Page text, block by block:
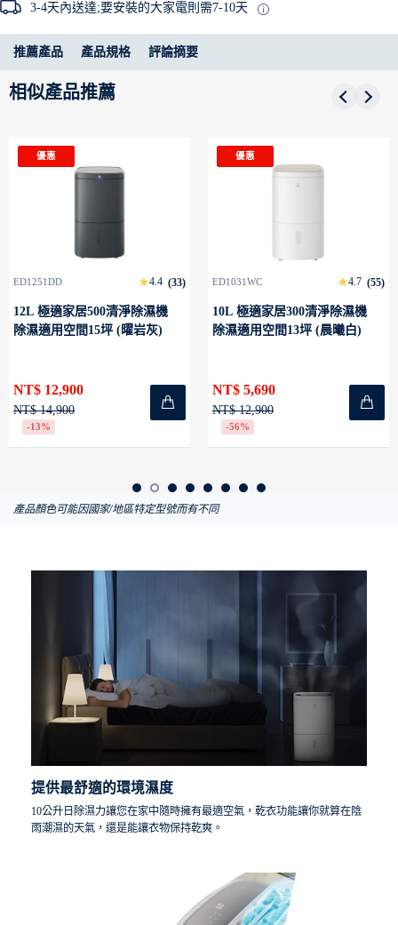
3-4天內送達;要安裝的大家電則需7-10天
推薦產品 產品規格 評論摘要
相似產品推薦
優惠
ED1251DD 4.4 (33)
12L 極適家居500清淨除濕機
除濕適用空間15坪 (曜岩灰)
NT$ 12,900
NT$ 14,900
-13%
優惠
ED1031WC 4.7 (55)
10L 極適家居300清淨除濕機
除濕適用空間13坪 (晨曦白)
NT$ 5,690
NT$ 12,900
-56%
產品顏色可能因國家/地區特定型號而有不同
提供最舒適的環境濕度
10公升日除濕力讓您在家中隨時擁有最適空氣，乾衣功能讓你就算在陰
雨潮濕的天氣，還是能讓衣物保持乾爽。